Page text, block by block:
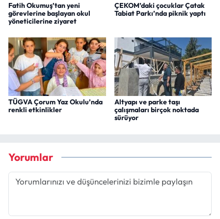
Fatih Okumuş’tan yeni
görevlerine başlayan okul
yöneticilerine ziyaret
ÇEKOM’daki çocuklar Çatak
Tabiat Parkı’nda piknik yaptı
TÜGVA Çorum Yaz Okulu’nda
renkli etkinlikler
Altyapı ve parke taşı
çalışmaları birçok noktada
sürüyor
Yorumlar